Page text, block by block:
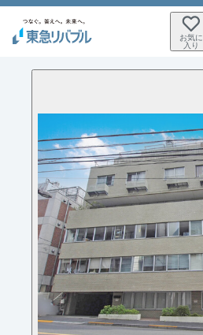
お気に
入り